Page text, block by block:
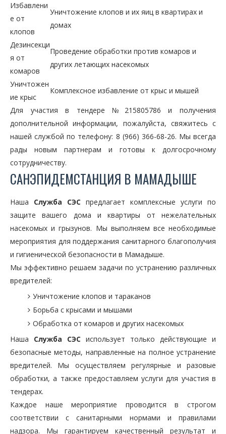
Избавлени
е от
клопов
Уничтожение клопов и их яиц в квартирах и
домах
Дезинсекци
я от
комаров
Проведение обработки против комаров и
других летающих насекомых
Уничтожен
ие крыс
Комплексное избавление от крыс и мышей
Для участия в тендере №215805786 и получения
дополнительной информации, пожалуйста, свяжитесь с
нашей службой по телефону: 8 (966) 366-68-26. Мы всегда
рады новым партнерам и готовы к долгосрочному
сотрудничеству.
САНЭПИДЕМСТАНЦИЯ В МАМАДЫШЕ
Наша Служба СЭС предлагает комплексные услуги по
защите вашего дома и квартиры от нежелательных
насекомых и грызунов. Мы выполняем все необходимые
мероприятия для поддержания санитарного благополучия
и гигиенической безопасности в Мамадыше.
Мы эффективно решаем задачи по устранению различных
вредителей:
Уничтожение клопов и тараканов
Борьба с крысами и мышами
Обработка от комаров и других насекомых
Наша Служба СЭС использует только действующие и
безопасные методы, направленные на полное устранение
вредителей. Мы осуществляем регулярные и разовые
обработки, а также предоставляем услуги для участия в
тендерах.
Каждое наше мероприятие проводится в строгом
соответствии с санитарными нормами и правилами
надзора. Мы гарантируем качественный результат и